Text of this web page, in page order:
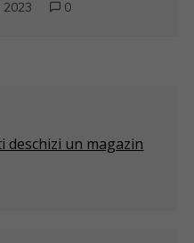
0
deschizi un magazin